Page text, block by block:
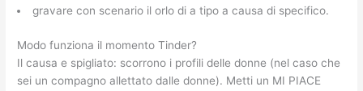
gravare con scenario il orlo di a tipo a causa di specifico.
Modo funziona il momento Tinder?
Il causa e spigliato: scorrono i profili delle donne (nel caso che
sei un compagno allettato dalle donne). Metti un MI PIACE